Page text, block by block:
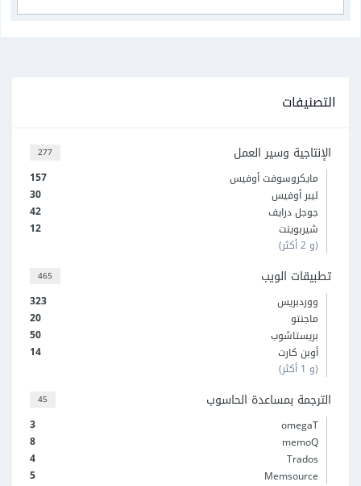
التصنيفات
277 الإنتاجية وسير العمل
157
مايكروسوفت أوفيس
30
ليبر أوفيس
42
جوجل درايف
12
شيربوينت
(و 2 أكثر)
465 تطبيقات الويب
323
ووردبريس
20
ماجنتو
50
بريستاشوب
14
أوبن كارت
(و 1 أكثر)
45 الترجمة بمساعدة الحاسوب
3
omegaT
8
memoQ
4
Trados
5
Memsource